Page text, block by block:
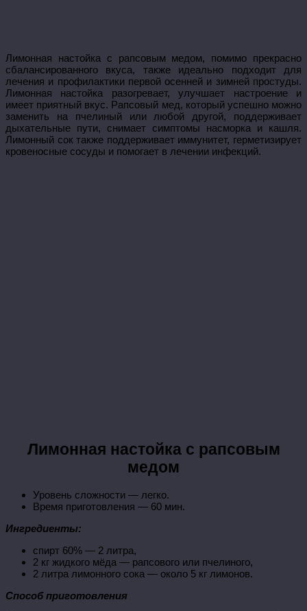
Лимонная настойка с рапсовым медом, помимо прекрасно
сбалансированного вкуса, также идеально подходит для
лечения и профилактики первой осенней и зимней простуды.
Лимонная настойка разогревает, улучшает настроение и
имеет приятный вкус. Рапсовый мед, который успешно можно
заменить на пчелиный или любой другой, поддерживает
дыхательные пути, снимает симптомы насморка и кашля.
Лимонный сок также поддерживает иммунитет, герметизирует
кровеносные сосуды и помогает в лечении инфекций.
Лимонная настойка с рапсовым
медом
Уровень сложности — легко.
Время приготовления — 60 мин.
Ингредиенты:
спирт 60% — 2 литра,
2 кг жидкого мёда — рапсового или пчелиного,
2 литра лимонного сока — около 5 кг лимонов.
Способ приготовления